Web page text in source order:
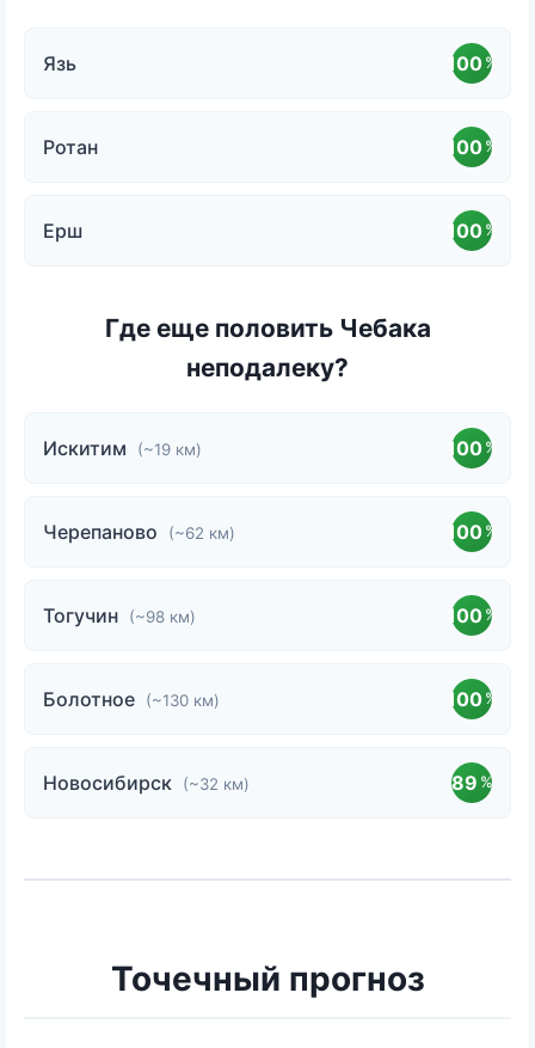
Язь 100 %
Ротан 100 %
Ерш 100 %
Где еще половить Чебака
неподалеку?
Искитим (~19 км) 100 %
Черепаново (~62 км) 100 %
Тогучин (~98 км) 100 %
Болотное (~130 км) 100 %
Новосибирск (~32 км) 89 %
Точечный прогноз